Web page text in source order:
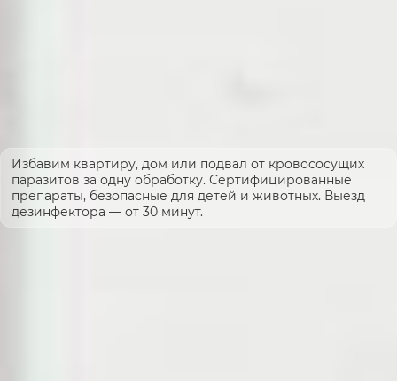
Избавим квартиру, дом или подвал от кровососущих
паразитов за одну обработку. Сертифицированные
препараты, безопасные для детей и животных. Выезд
дезинфектора — от 30 минут.